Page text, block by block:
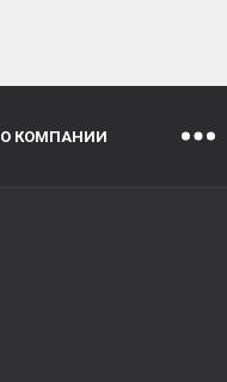
О КОМПАНИИ